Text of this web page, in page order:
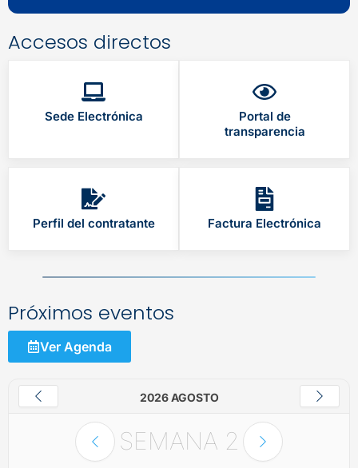
Accesos directos
Sede Electrónica
Portal de
transparencia
Perfil del contratante Factura Electrónica
Próximos eventos
Ver Agenda
2026 AGOSTO
SEMANA 2